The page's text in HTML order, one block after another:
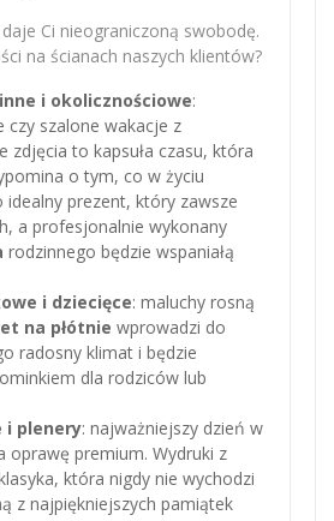
daje Ci nieograniczoną swobodę.
na ścianach naszych klientów?
i okolicznościowe:
czy szalone wakacje z
zdjęcia to kapsuła czasu, która
o tym, co w życiu
idealny prezent, który zawsze
a profesjonalnie wykonany
rodzinnego będzie wspaniałą
i dziecięce: maluchy rosną
na płótnie wprowadzi do
radosny klimat i będzie
dla rodziców lub
i plenery: najważniejszy dzień w
oprawę premium. Wydruki z
która nigdy nie wychodzi
z najpiękniejszych pamiątek